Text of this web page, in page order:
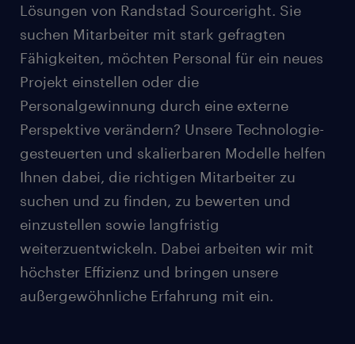
Lösungen von Randstad Sourceright. Sie
suchen Mitarbeiter mit stark gefragten
Fähigkeiten, möchten Personal für ein neues
Projekt einstellen oder die
Personalgewinnung durch eine externe
Perspektive verändern? Unsere Technologie-
gesteuerten und skalierbaren Modelle helfen
Ihnen dabei, die richtigen Mitarbeiter zu
suchen und zu finden, zu bewerten und
einzustellen sowie langfristig
weiterzuentwickeln. Dabei arbeiten wir mit
höchster Effizienz und bringen unsere
außergewöhnliche Erfahrung mit ein.